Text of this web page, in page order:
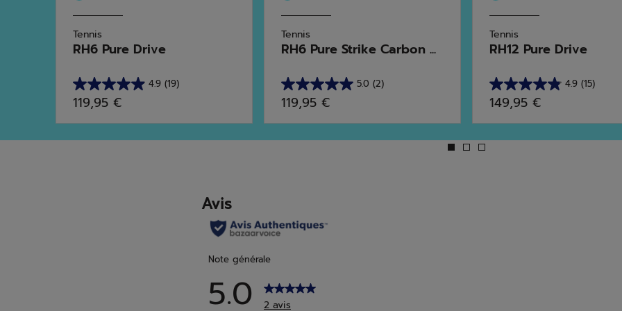
Tennis
RH6 Pure Drive
4.9 (19)
4.9
sur
5
étoiles.
119,95 €
Tennis
RH6 Pure Strike Carbon ...
5.0 (2)
5.0
sur
5
étoiles.
119,95 €
Tennis
RH12 Pure Drive
4.9 (15)
4.9
sur
5
étoiles.
149,95 €